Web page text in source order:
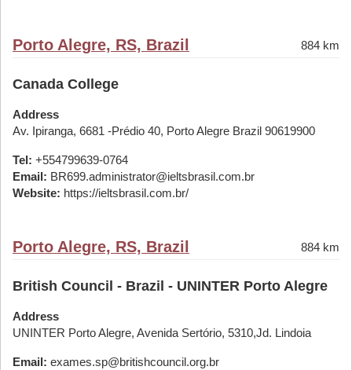
Porto Alegre, RS, Brazil 884 km
Canada College
Address
Av. Ipiranga, 6681 -Prédio 40, Porto Alegre Brazil 90619900
Tel: +554799639-0764
Email: BR699.administrator@ieltsbrasil.com.br
Website: https://ieltsbrasil.com.br/
Porto Alegre, RS, Brazil 884 km
British Council - Brazil - UNINTER Porto Alegre
Address
UNINTER Porto Alegre, Avenida Sertório, 5310,Jd. Lindoia
Email: exames.sp@britishcouncil.org.br